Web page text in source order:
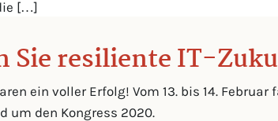
[…]
Sie resiliente IT-
ein voller Erfolg! Vom 13. bis 14.
um den Kongress 2020.